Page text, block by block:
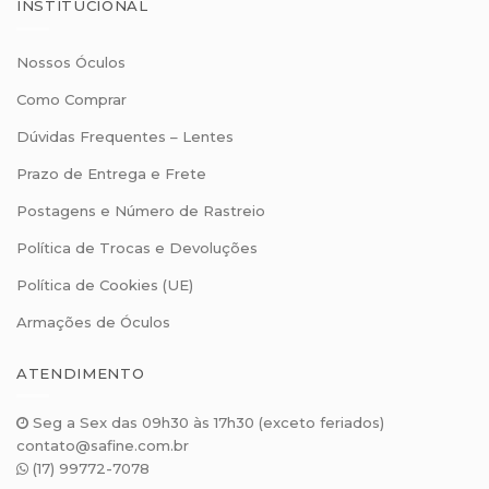
INSTITUCIONAL
Nossos Óculos
Como Comprar
Dúvidas Frequentes – Lentes
Prazo de Entrega e Frete
Postagens e Número de Rastreio
Política de Trocas e Devoluções
Política de Cookies (UE)
Armações de Óculos
ATENDIMENTO
Seg a Sex das 09h30 às 17h30 (exceto feriados)
contato@safine.com.br
(17) 99772-7078